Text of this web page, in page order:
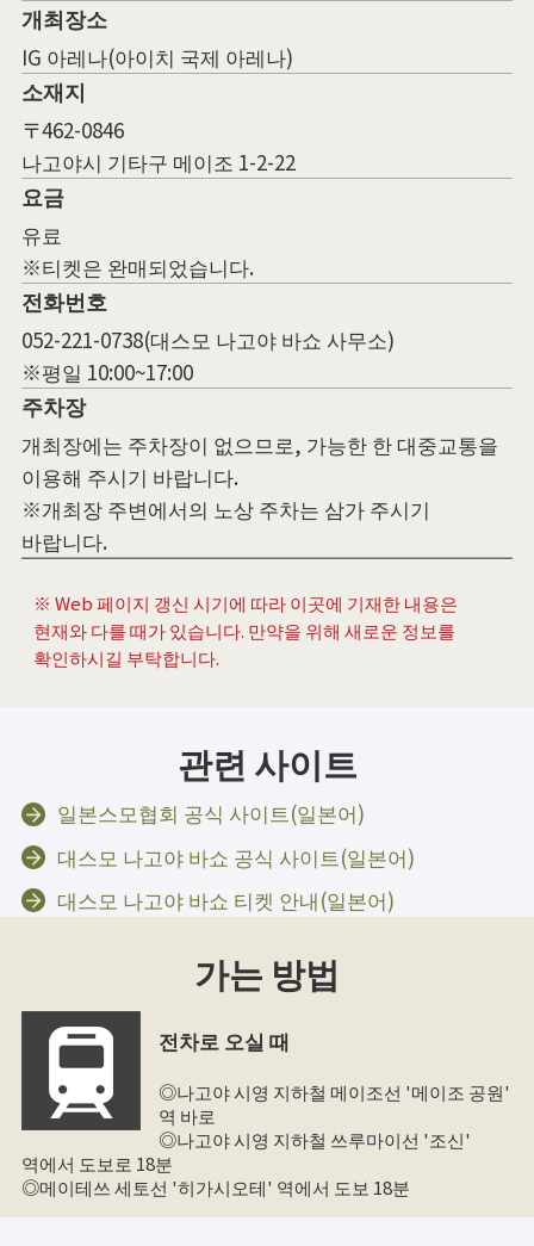
개최장소
IG 아레나(아이치 국제 아레나)
소재지
〒462-0846
나고야시 기타구 메이조 1-2-22
요금
유료
※티켓은 완매되었습니다.
전화번호
052-221-0738(대스모 나고야 바쇼 사무소)
※평일 10:00~17:00
주차장
개최장에는 주차장이 없으므로, 가능한 한 대중교통을
이용해 주시기 바랍니다.
※개최장 주변에서의 노상 주차는 삼가 주시기
바랍니다.
※ Web 페이지 갱신 시기에 따라 이곳에 기재한 내용은
현재와 다를 때가 있습니다. 만약을 위해 새로운 정보를
확인하시길 부탁합니다.
관련 사이트
일본스모협회 공식 사이트(일본어)
대스모 나고야 바쇼 공식 사이트(일본어)
대스모 나고야 바쇼 티켓 안내(일본어)
가는 방법
전차로 오실 때
◎나고야 시영 지하철 메이조선 '메이조 공원'
역 바로
◎나고야 시영 지하철 쓰루마이선 '조신'
역에서 도보로 18분
◎메이테쓰 세토선 '히가시오테' 역에서 도보 18분